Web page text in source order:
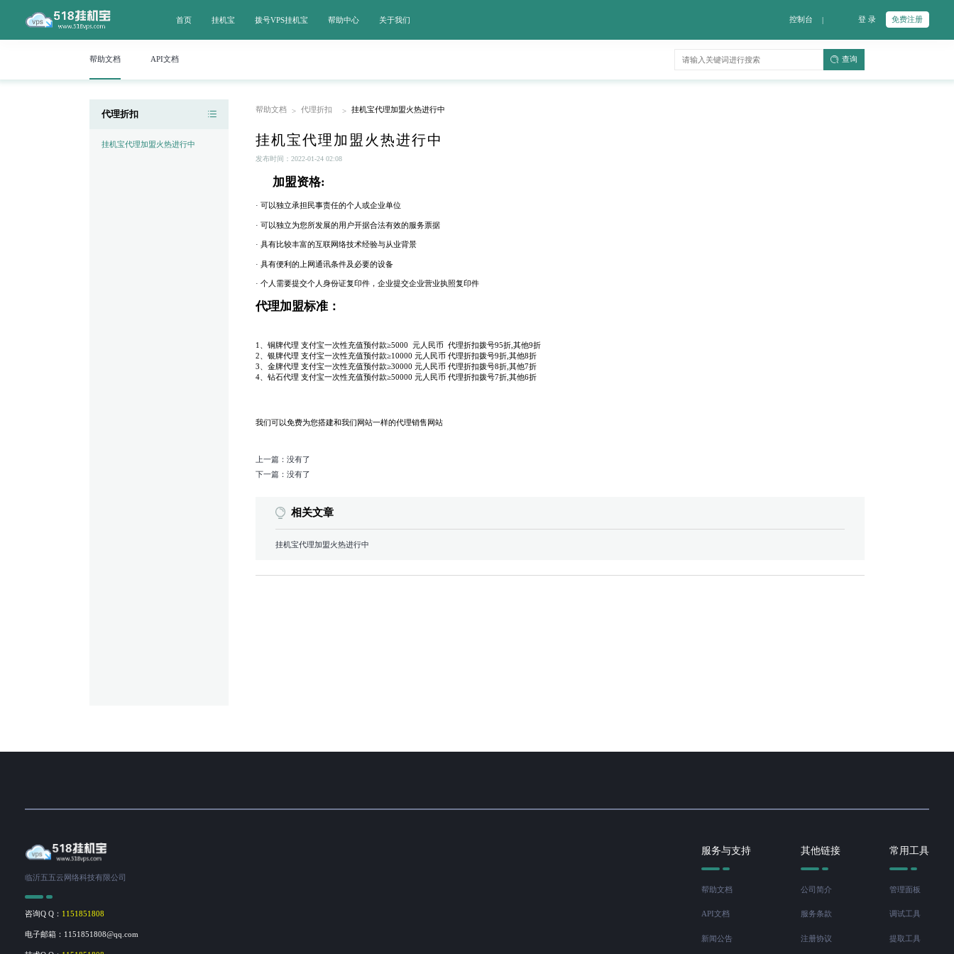
首页 挂机宝 拨号VPS挂机宝 帮助中心 关于我们 控制台 | 登 录 免费注册
帮助文档 API文档 查询
代理折扣
挂机宝代理加盟火热进行中
帮助文档 > 代理折扣 > 挂机宝代理加盟火热进行中
挂机宝代理加盟火热进行中
发布时间：2022-01-24 02:08
加盟资格:
· 可以独立承担民事责任的个人或企业单位
· 可以独立为您所发展的用户开据合法有效的服务票据
· 具有比较丰富的互联网络技术经验与从业背景
· 具有便利的上网通讯条件及必要的设备
· 个人需要提交个人身份证复印件，企业提交企业营业执照复印件
代理加盟标准：
1、铜牌代理 支付宝一次性充值预付款≥5000 元人民币 代理折扣拨号95折,其他9折
2、银牌代理 支付宝一次性充值预付款≥10000 元人民币 代理折扣拨号9折,其他8折
3、金牌代理 支付宝一次性充值预付款≥30000 元人民币 代理折扣拨号8折,其他7折
4、钻石代理 支付宝一次性充值预付款≥50000 元人民币 代理折扣拨号7折,其他6折
我们可以免费为您搭建和我们网站一样的代理销售网站
上一篇：没有了
下一篇：没有了
相关文章
挂机宝代理加盟火热进行中
临沂五五云网络科技有限公司
咨询Q Q： 1151851808
电子邮箱：1151851808@qq.com
服务与支持
帮助文档
API文档
新闻公告
其他链接
公司简介
服务条款
注册协议
常用工具
管理面板
调试工具
提取工具